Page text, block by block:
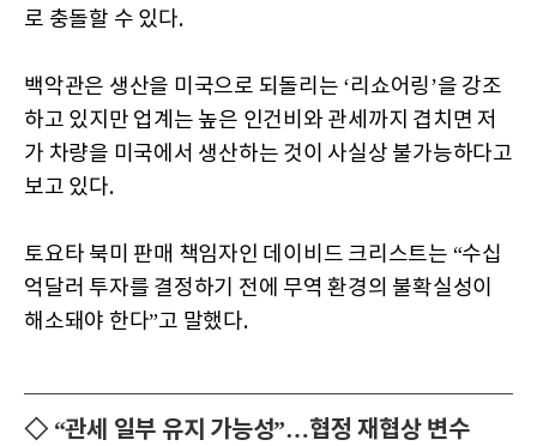
로 충돌할 수 있다.
백악관은 생산을 미국으로 되돌리는 ‘리쇼어링’을 강조
하고 있지만 업계는 높은 인건비와 관세까지 겹치면 저
가 차량을 미국에서 생산하는 것이 사실상 불가능하다고
보고 있다.
토요타 북미 판매 책임자인 데이비드 크리스트는 “수십
억달러 투자를 결정하기 전에 무역 환경의 불확실성이
해소돼야 한다”고 말했다.
◇ “관세 일부 유지 가능성”…협정 재협상 변수